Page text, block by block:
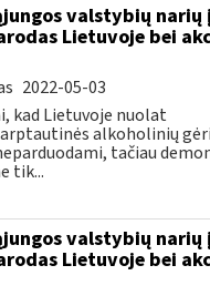
valstybių narių į
Lietuvoje bei
2022-05-03
kad Lietuvoje nuolat
alkoholinių
tačiau
tik...
valstybių narių į
Lietuvoje bei